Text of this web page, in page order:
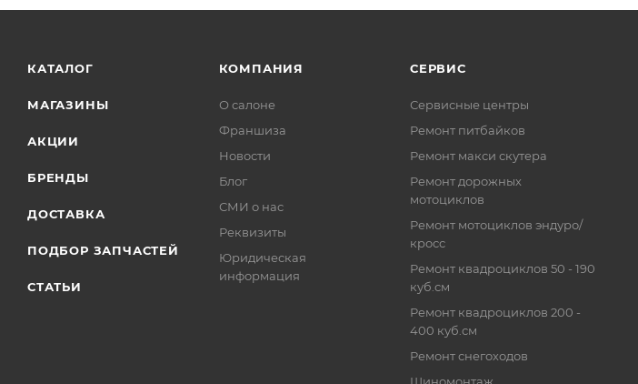
КАТАЛОГ
МАГАЗИНЫ
АКЦИИ
БРЕНДЫ
ДОСТАВКА
ПОДБОР ЗАПЧАСТЕЙ
СТАТЬИ
КОМПАНИЯ
О салоне
Франшиза
Новости
Блог
СМИ о нас
Реквизиты
Юридическая
информация
СЕРВИС
Сервисные центры
Ремонт питбайков
Ремонт макси скутера
Ремонт дорожных
мотоциклов
Ремонт мотоциклов эндуро/
кросс
Ремонт квадроциклов 50 - 190
куб.см
Ремонт квадроциклов 200 -
400 куб.см
Ремонт снегоходов